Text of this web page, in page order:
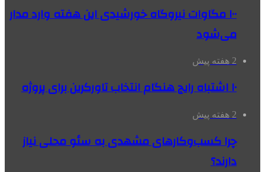
۱۰۰ مگاوات نیروگاه‌ خورشیدی این هفته وارد مدار
می‌شود
2 هفته پیش
۱۰ اشتباه رایج هنگام انتخاب تاورکرین برای پروژه
2 هفته پیش
چرا کسب‌وکارهای مشهدی به سئو محلی نیاز
دارند؟